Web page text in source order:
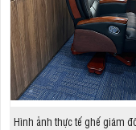
Hình ảnh thực tế ghế giám